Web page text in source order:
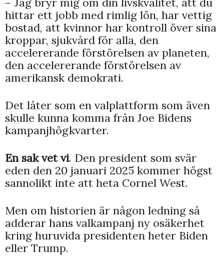
hittar ett jobb med rimlig lön, har vettig
bostad, att kvinnor har kontroll över sina
kroppar, sjukvård för alla, den
accelererande förstörelsen av planeten,
den accelererande förstörelsen av
amerikansk demokrati.
Det låter som en valplattform som även
skulle kunna komma från Joe Bidens
kampanjhögkvarter.
En sak vet vi. Den president som svär
eden den 20 januari 2025 kommer högst
sannolikt inte att heta Cornel West.
Men om historien är någon ledning så
adderar hans valkampanj ny osäkerhet
kring huruvida presidenten heter Biden
eller Trump.